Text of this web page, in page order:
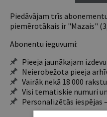
Piedāvājam trīs
piemērotākais ir "Mazais"
Abonentu ieguvumi:
Pieeja jaunākajam
Neierobežota pieeja
Vairāk nekā 18 000
Visi tematiskie numuri
Personalizētās iespējas